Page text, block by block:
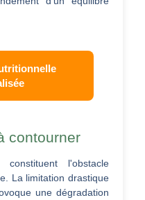
contourner
l'obstacle
La limitation drastique
une dégradation